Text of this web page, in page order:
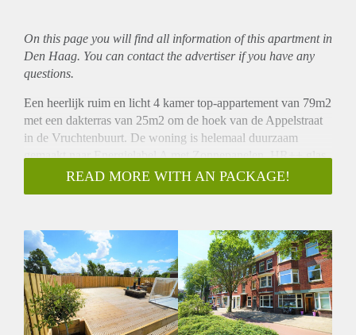
On this page you will find all information of this apartmentin
Den Haag. You can contact the advertiser if you have any
questions.
Een heerlijk ruim en licht 4 kamer top-appartement van 79m2
met een dakterras van 25m2 om de hoek van de Appelstraat
in de Vruchtenbuurt. De woning is helemaal duurzaam
gemaakt naar Energielabel A met Zonnepanelen, HR++ glas
en dakisolatie.
OMSCHRIJVING
naar 2e etage, gang met toilet en hangruimte voor jassen.
- Lichte woonkamer met sfeervolle gas openhaard en mooie
houten parketvloer, separatie(toog) naar achterkamer met
openslaande deuren naar het op het westen gelegen
achterbalkon over de gehele breedte van de woning.
- Moderne keuken met diverse inbouwapparatuur en toegang
READ MORE WITH AN PACKAGE!